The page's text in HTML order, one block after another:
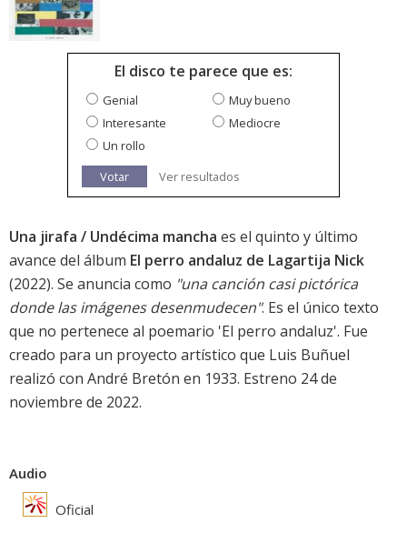
El disco te parece que es:
Genial
Muy bueno
Interesante
Mediocre
Un rollo
Votar
Ver resultados
Una jirafa / Undécima mancha es el quinto y último
avance del álbum El perro andaluz de Lagartija Nick
(2022). Se anuncia como "una canción casi pictórica
donde las imágenes desenmudecen". Es el único texto
que no pertenece al poemario 'El perro andaluz'. Fue
creado para un proyecto artístico que Luis Buñuel
realizó con André Bretón en 1933. Estreno 24 de
noviembre de 2022.
Audio
Oficial